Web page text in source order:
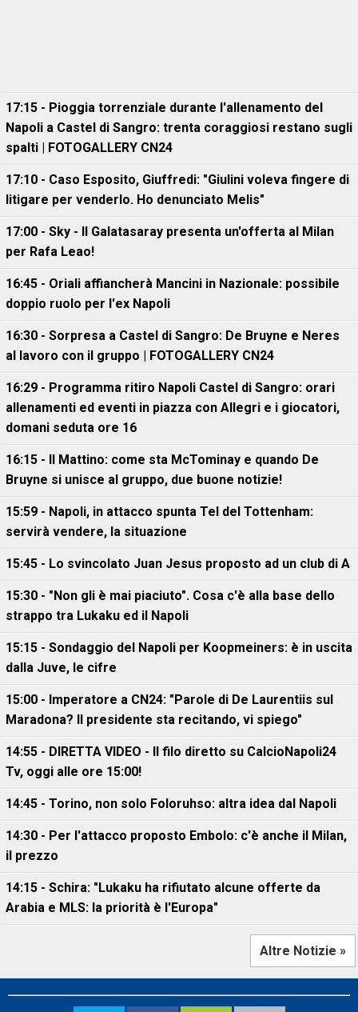
17:15 - Pioggia torrenziale durante l'allenamento del
Napoli a Castel di Sangro: trenta coraggiosi restano sugli
spalti | FOTOGALLERY CN24
17:10 - Caso Esposito, Giuffredi: "Giulini voleva fingere di
litigare per venderlo. Ho denunciato Melis"
17:00 - Sky - Il Galatasaray presenta un'offerta al Milan
per Rafa Leao!
16:45 - Oriali affiancherà Mancini in Nazionale: possibile
doppio ruolo per l'ex Napoli
16:30 - Sorpresa a Castel di Sangro: De Bruyne e Neres
al lavoro con il gruppo | FOTOGALLERY CN24
16:29 - Programma ritiro Napoli Castel di Sangro: orari
allenamenti ed eventi in piazza con Allegri e i giocatori,
domani seduta ore 16
16:15 - Il Mattino: come sta McTominay e quando De
Bruyne si unisce al gruppo, due buone notizie!
15:59 - Napoli, in attacco spunta Tel del Tottenham:
servirà vendere, la situazione
15:45 - Lo svincolato Juan Jesus proposto ad un club di A
15:30 - "Non gli è mai piaciuto". Cosa c'è alla base dello
strappo tra Lukaku ed il Napoli
15:15 - Sondaggio del Napoli per Koopmeiners: è in uscita
dalla Juve, le cifre
15:00 - Imperatore a CN24: "Parole di De Laurentiis sul
Maradona? Il presidente sta recitando, vi spiego"
14:55 - DIRETTA VIDEO - Il filo diretto su CalcioNapoli24
Tv, oggi alle ore 15:00!
14:45 - Torino, non solo Foloruhso: altra idea dal Napoli
14:30 - Per l'attacco proposto Embolo: c'è anche il Milan,
il prezzo
14:15 - Schira: "Lukaku ha rifiutato alcune offerte da
Arabia e MLS: la priorità è l'Europa"
Altre Notizie »